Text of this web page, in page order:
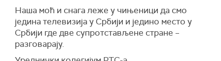
Наша моћ и снага леже у чињеници да смо
једина телевизија у Србији и једино место у
Србији где две супротстављене стране –
разговарају.